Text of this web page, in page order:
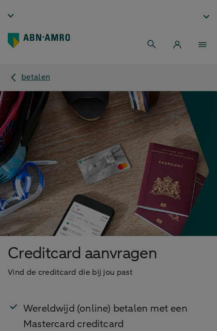
betalen
Creditcard aanvragen
Vind de creditcard die bij jou past
Wereldwijd (online) betalen met een
Mastercard creditcard